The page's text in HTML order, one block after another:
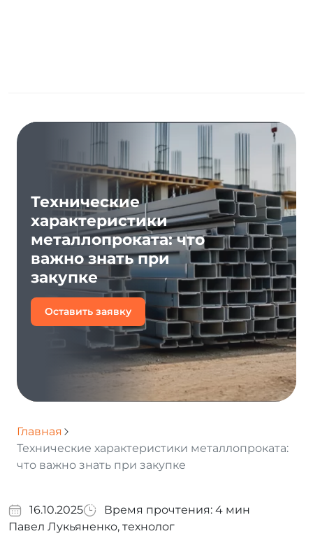
Технические
характеристики
металлопроката: что
важно знать при
закупке
Оставить заявку
Главная
Технические характеристики металлопроката:
что важно знать при закупке
16.10.2025 Время прочтения: 4 мин
Павел Лукьяненко, технолог